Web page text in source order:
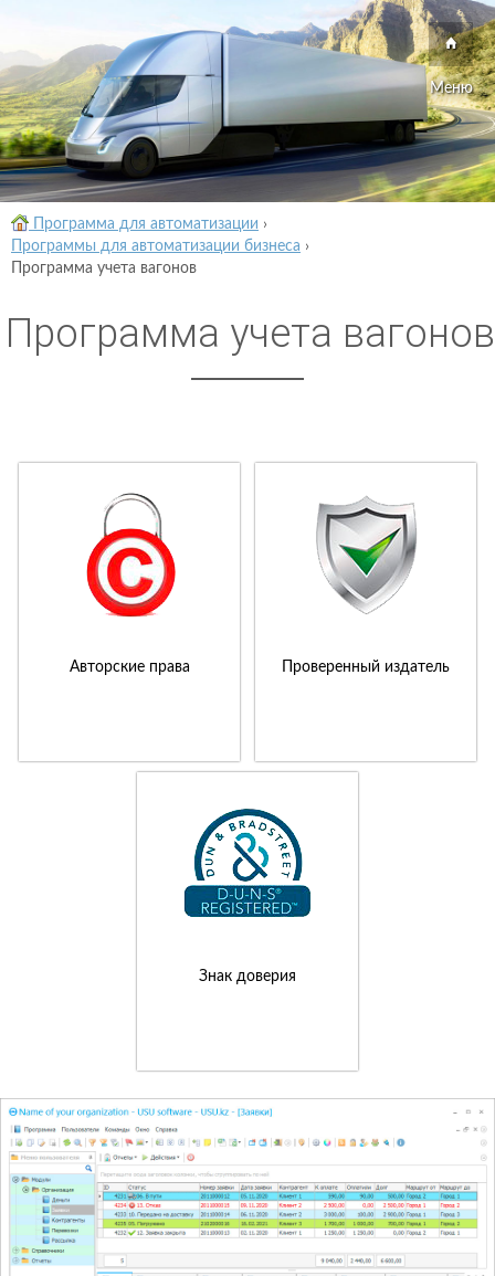
Меню
Программа для автоматизации ›
Программы для автоматизации бизнеса ›
Программа учета вагонов
Программа учета вагонов
Авторские права Проверенный издатель
Знак доверия